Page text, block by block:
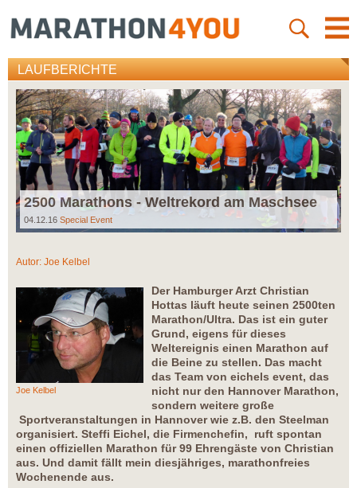
LAUFBERICHTE
2500 Marathons - Weltrekord am Maschsee
04.12.16 Special Event
Autor: Joe Kelbel
Joe Kelbel
Der Hamburger Arzt Christian
Hottas läuft heute seinen 2500ten
Marathon/Ultra. Das ist ein guter
Grund, eigens für dieses
Weltereignis einen Marathon auf
die Beine zu stellen. Das macht
das Team von eichels event, das
nicht nur den Hannover Marathon,
sondern weitere große
Sportveranstaltungen in Hannover wie z.B. den Steelman
organisiert. Steffi Eichel, die Firmenchefin, ruft spontan
einen offiziellen Marathon für 99 Ehrengäste von Christian
aus. Und damit fällt mein diesjähriges, marathonfreies
Wochenende aus.